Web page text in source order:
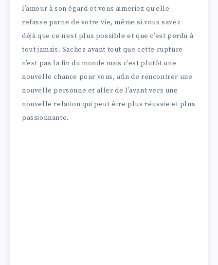
l’amour à son égard et vous aimeriez qu’elle
refasse partie de votre vie, même si vous savez
déjà que ce n’est plus possible et que c’est perdu à
tout jamais. Sachez avant tout que cette rupture
n’est pas la fin du monde mais c’est plutôt une
nouvelle chance pour vous, afin de rencontrer une
nouvelle personne et aller de l’avant vers une
nouvelle relation qui peut être plus réussie et plus
passionnante.